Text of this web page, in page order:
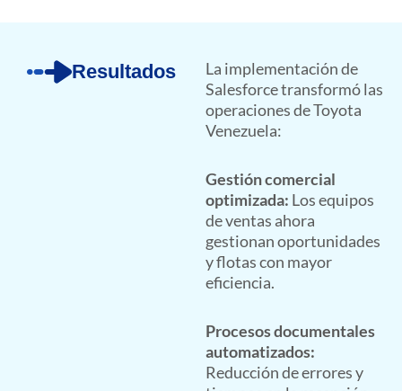
Resultados
La implementación de
Salesforce transformó las
operaciones de Toyota
Venezuela:
Gestión comercial
optimizada: Los equipos
de ventas ahora
gestionan oportunidades
y flotas con mayor
eficiencia.
Procesos documentales
automatizados:
Reducción de errores y